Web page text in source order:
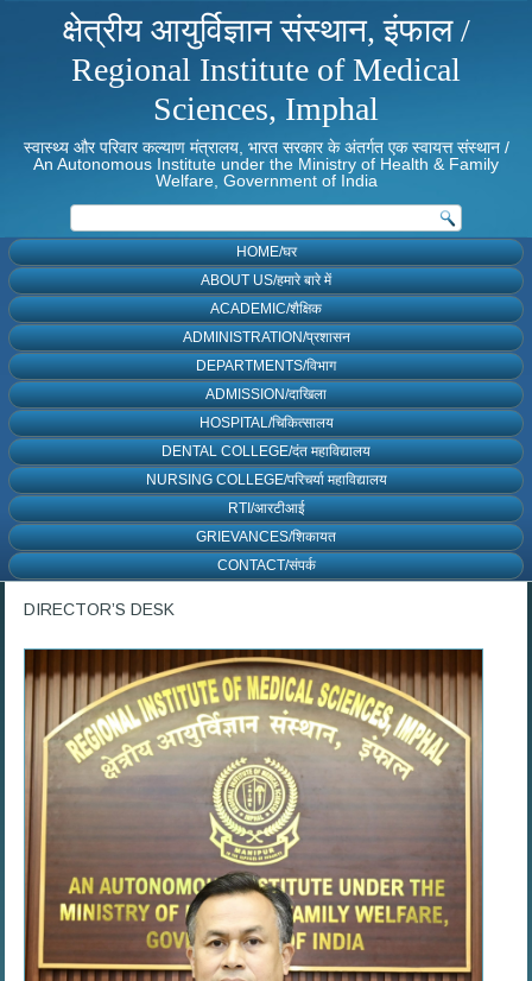
क्षेत्रीय आयुर्विज्ञान संस्थान, इंफाल /
Regional Institute of Medical
Sciences, Imphal
स्वास्थ्य और परिवार कल्याण मंत्रालय, भारत सरकार के अंतर्गत एक स्वायत्त संस्थान /
An Autonomous Institute under the Ministry of Health & Family
Welfare, Government of India
HOME/घर
ABOUT US/हमारे बारे में
ACADEMIC/शैक्षिक
ADMINISTRATION/प्रशासन
DEPARTMENTS/विभाग
ADMISSION/दाखिला
HOSPITAL/चिकित्सालय
DENTAL COLLEGE/दंत महाविद्यालय
NURSING COLLEGE/परिचर्या महाविद्यालय
RTI/आरटीआई
GRIEVANCES/शिकायत
CONTACT/संपर्क
DIRECTOR’S DESK